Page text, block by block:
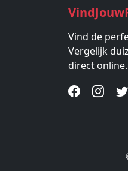
Vind de
Vergelijk
direct online.